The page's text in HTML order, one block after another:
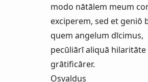
modo nātālem meum
exciperem, sed et geniō
quem angelum dīcimus,
pecūliārī aliquā hilaritāte
grātificārer.
Osvaldus